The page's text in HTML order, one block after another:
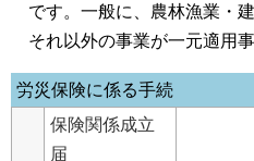
です。一般に、農林漁業・
それ以外の事業が一元適用
労災保険に係る手続
保険関係成立
届